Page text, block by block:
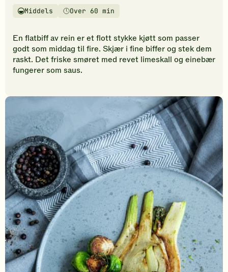
den
til
å
vurdere
denne
oppskriften.
Vanskelighetsgrad
Middels
TilberedningstidOver 60 min
En flatbiff av rein er et flott stykke kjøtt som passer
godt som middag til fire. Skjær i fine biffer og stek dem
raskt. Det friske smøret med revet limeskall og einebær
fungerer som saus.